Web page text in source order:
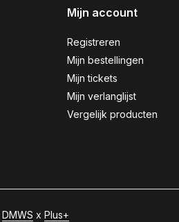
Mijn account
Registreren
Mijn bestellingen
Mijn tickets
Mijn verlanglijst
Vergelijk producten
DMWS x Plus+